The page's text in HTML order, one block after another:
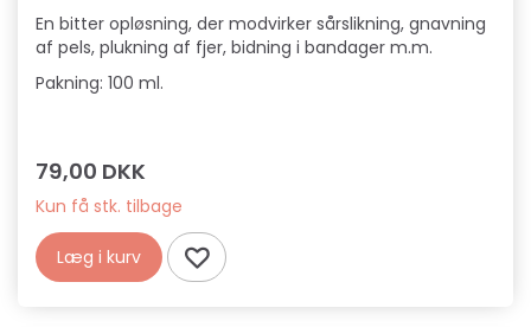
En bitter opløsning, der modvirker sårslikning, gnavning
af pels, plukning af fjer, bidning i bandager m.m.
Pakning: 100 ml.
79,00 DKK
Kun få stk. tilbage
Læg i kurv